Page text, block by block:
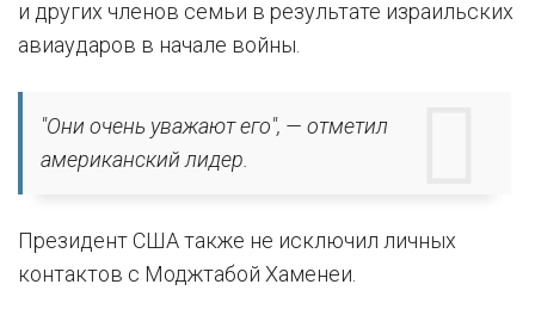
и других членов семьи в результате израильских
авиаударов в начале войны.
"Они очень уважают его", — отметил
американский лидер.
Президент США также не исключил личных
контактов с Моджтабой Хаменеи.